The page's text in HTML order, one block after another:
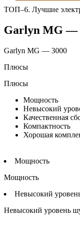
ТОП–6. Лучшие
Garlyn MG —
Garlyn MG — 3000
Плюсы
Плюсы
Мощность
Невысокий
Качественная
Компактность
Хорошая
Мощность
Мощность
Невысокий
Невысокий уровень